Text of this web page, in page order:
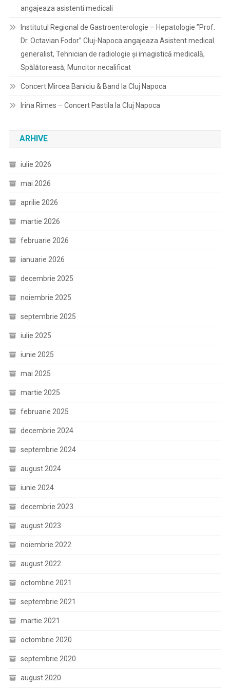
angajeaza asistenti medicali
Institutul Regional de Gastroenterologie – Hepatologie ”Prof.
Dr. Octavian Fodor” Cluj-Napoca angajeaza Asistent medical
generalist, Tehnician de radiologie și imagistică medicală,
Spălătoreasă, Muncitor necalificat
Concert Mircea Baniciu & Band la Cluj Napoca
Irina Rimes – Concert Pastila la Cluj Napoca
ARHIVE
iulie 2026
mai 2026
aprilie 2026
martie 2026
februarie 2026
ianuarie 2026
decembrie 2025
noiembrie 2025
septembrie 2025
iulie 2025
iunie 2025
mai 2025
martie 2025
februarie 2025
decembrie 2024
septembrie 2024
august 2024
iunie 2024
decembrie 2023
august 2023
noiembrie 2022
august 2022
octombrie 2021
septembrie 2021
martie 2021
octombrie 2020
septembrie 2020
august 2020